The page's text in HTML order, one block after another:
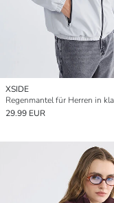
XSIDE
29.99 EUR